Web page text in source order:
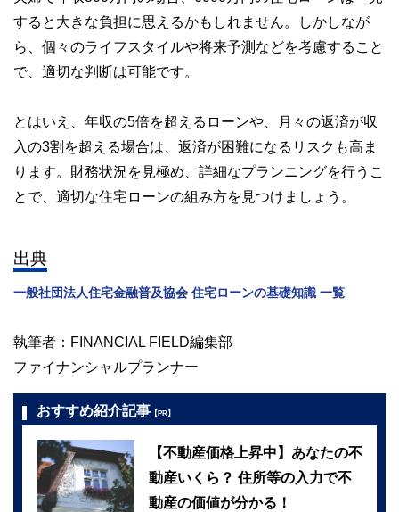
すると大きな負担に思えるかもしれません。しかしなが
ら、個々のライフスタイルや将来予測などを考慮すること
で、適切な判断は可能です。
とはいえ、年収の5倍を超えるローンや、月々の返済が収
入の3割を超える場合は、返済が困難になるリスクも高ま
ります。財務状況を見極め、詳細なプランニングを行うこ
とで、適切な住宅ローンの組み方を見つけましょう。
出典
一般社団法人住宅金融普及協会 住宅ローンの基礎知識 一覧
執筆者：FINANCIAL FIELD編集部
ファイナンシャルプランナー
おすすめ紹介記事 【PR】
【不動産価格上昇中】あなたの不
動産いくら？ 住所等の入力で不
動産の価値が分かる！